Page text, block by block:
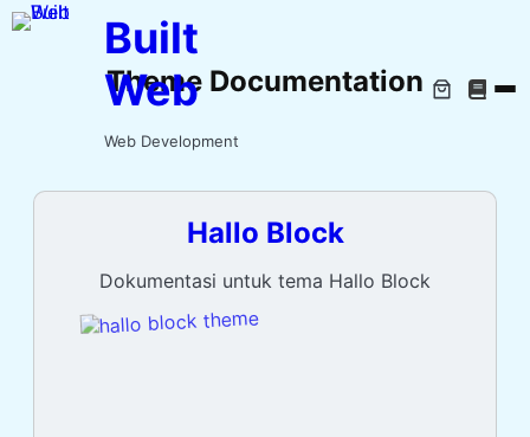
Built
Web
Web Development
Theme Documentation
Hallo Block
Dokumentasi untuk tema Hallo Block